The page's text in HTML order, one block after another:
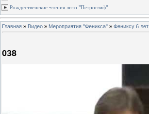
Рождественские чтения лито "Петроглиф"
Главная » Видео » Мероприятия "Феникса" » Фениксу 6 лет
038